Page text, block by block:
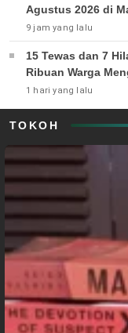
Agustus 2026 di
9 jam yang lalu
15 Tewas dan 7
Ribuan Warga
1 hari yang lalu
TOKOH